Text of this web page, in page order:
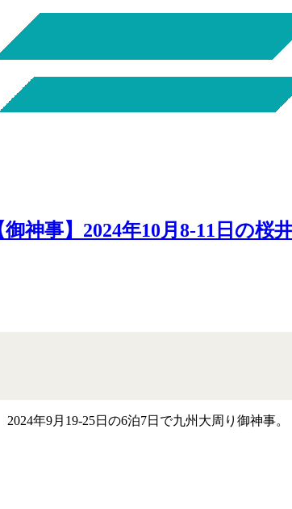
神事】2024年10月8-11日の桜
年9月19-25日の6泊7日で九州大周り御神事